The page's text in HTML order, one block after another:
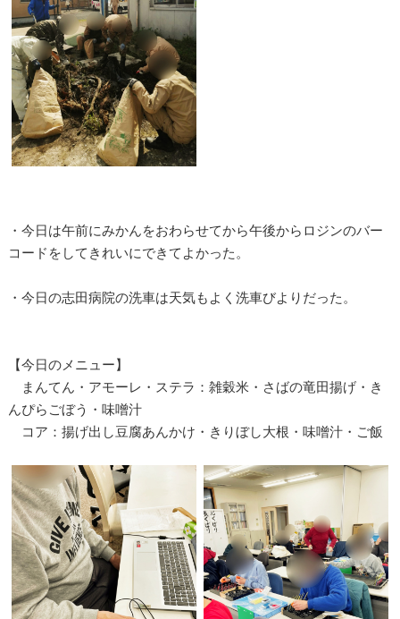
・今日は午前にみかんをおわらせてから午後からロジンのバー
コードをしてきれいにできてよかった。
・今日の志田病院の洗車は天気もよく洗車びよりだった。
【今日のメニュー】
まんてん・アモーレ・ステラ：雑穀米・さばの竜田揚げ・き
んぴらごぼう・味噌汁
コア：揚げ出し豆腐あんかけ・きりぼし大根・味噌汁・ご飯